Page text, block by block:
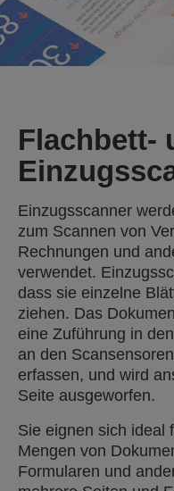
Flachbett-
Einzugsscanner
zum Scannen von
Rechnungen und
verwendet.
dass sie einzelne
ziehen. Das
eine Zuführung in
an den
erfassen, und wird
Seite ausgeworfen.
Sie eignen sich ideal
Mengen von
Formularen und